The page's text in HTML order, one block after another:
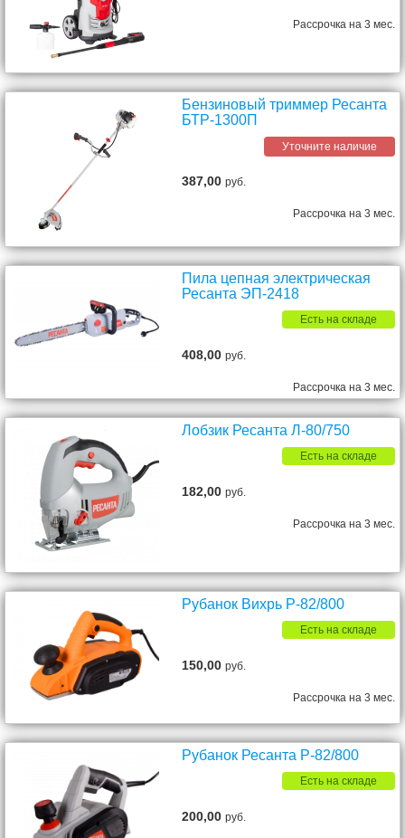
Рассрочка на 3 мес.
Бензиновый триммер Ресанта
БТР-1300П
Уточните наличие
387,00руб.
Рассрочка на 3 мес.
Пила цепная электрическая
Ресанта ЭП-2418
Есть на складе
408,00руб.
Рассрочка на 3 мес.
Лобзик Ресанта Л-80/750
Есть на складе
182,00руб.
Рассрочка на 3 мес.
Рубанок Вихрь Р-82/800
Есть на складе
150,00руб.
Рассрочка на 3 мес.
Рубанок Ресанта Р-82/800
Есть на складе
200,00руб.